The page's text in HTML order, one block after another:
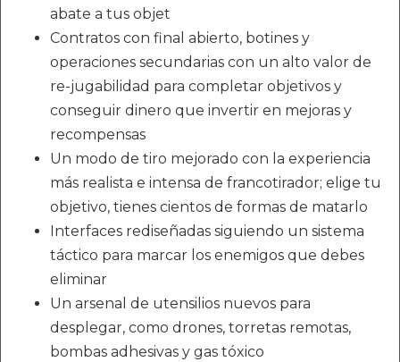
abate a tus objet
Contratos con final abierto, botines y
operaciones secundarias con un alto valor de
re-jugabilidad para completar objetivos y
conseguir dinero que invertir en mejoras y
recompensas
Un modo de tiro mejorado con la experiencia
más realista e intensa de francotirador; elige tu
objetivo, tienes cientos de formas de matarlo
Interfaces rediseñadas siguiendo un sistema
táctico para marcar los enemigos que debes
eliminar
Un arsenal de utensilios nuevos para
desplegar, como drones, torretas remotas,
bombas adhesivas y gas tóxico